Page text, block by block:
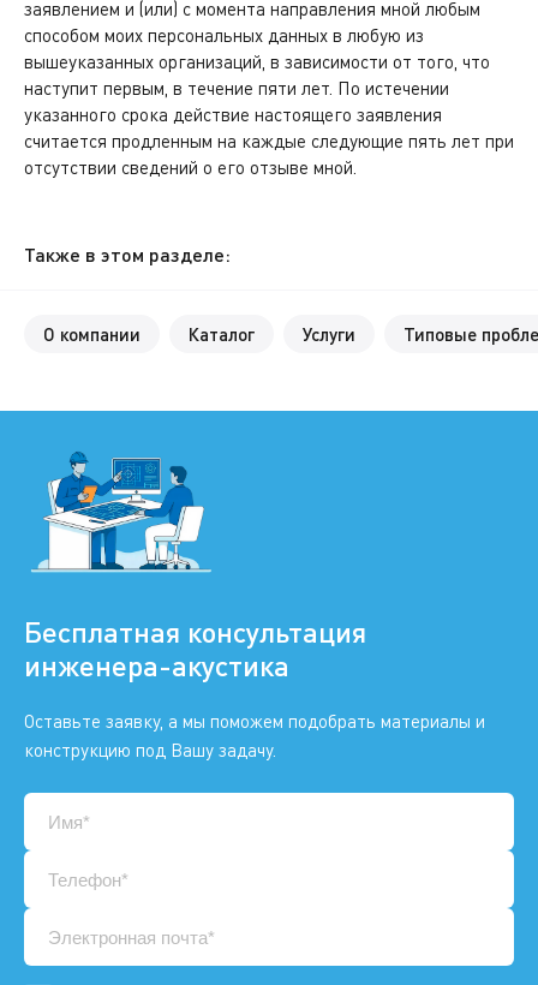
заявлением и (или) с момента направления мной любым
способом моих персональных данных в любую из
вышеуказанных организаций, в зависимости от того, что
наступит первым, в течение пяти лет. По истечении
указанного срока действие настоящего заявления
считается продленным на каждые следующие пять лет при
отсутствии сведений о его отзыве мной.
Также в этом разделе:
О компании Каталог Услуги Типовые
Бесплатная консультация
инженера-акустика
Оставьте заявку, а мы поможем подобрать материалы и
конструкцию под Вашу задачу.